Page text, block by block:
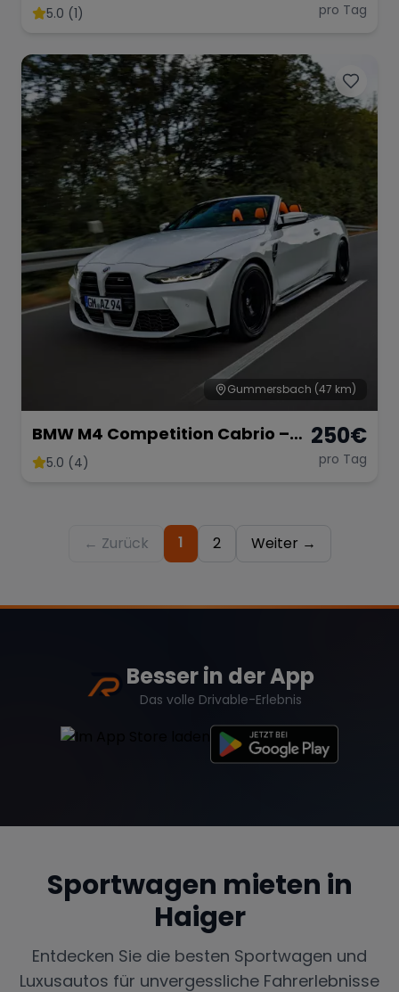
Sportlimousine
5.0 (1) pro Tag
Gummersbach (47 km)
BMW M4 Competition Cabrio –
510 PS pure Eleganz &
5.0 (4)
250€
pro Tag
← Zurück 1 2 Weiter →
Besser in der App
Das volle Drivable-Erlebnis
Sportwagen mieten in
Haiger
Entdecken Sie die besten Sportwagen und
Luxusautos für unvergessliche Fahrerlebnisse